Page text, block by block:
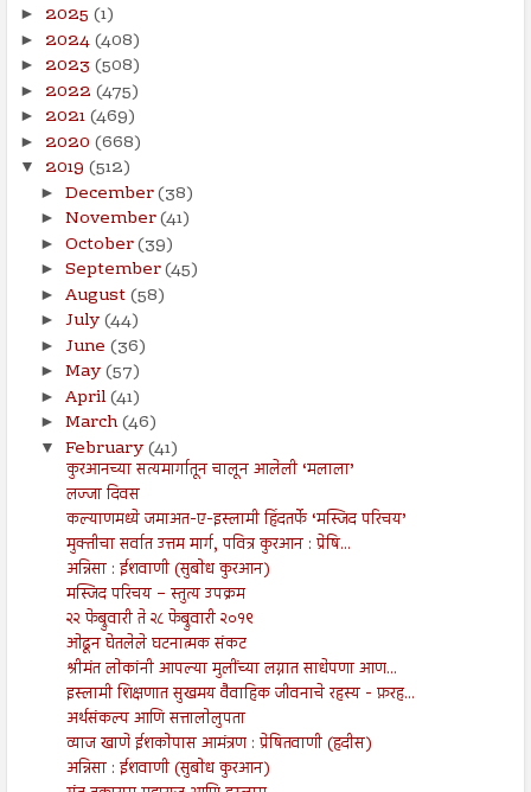
► 2025 (1)
► 2024(408)
► 2023 (508)
► 2022 (475)
► 2021(469)
► 2020 (668)
▼ 2019 (512)
► December(38)
► November(41)
► October(39)
► September(45)
► August(58)
► July(44)
► June (36)
► May(57)
► April(41)
► March(46)
▼ February(41)
कुरआनच्या सत्यमार्गातून चालून आलेली ‘मलाला’
लज्जा दिवस
कल्याणमध्ये जमाअत-ए-इस्लामी हिंदतर्फे ‘मस्जिद परिचय’
मुक्तीचा सर्वात उत्तम मार्ग, पवित्र कुरआन : प्रेषि...
अन्निसा : ईशवाणी (सुबोध कुरआन)
मस्जिद परिचय – स्तुत्य उपक्रम
२२ फेब्रुवारी ते २८ फेब्रुवारी २०१९
ओढून घेतलेले घटनात्मक संकट
श्रीमंत लोकांनी आपल्या मुलींच्या लग्नात साधेपणा आण...
इस्लामी शिक्षणात सुखमय वैवाहिक जीवनाचे रहस्य - फ़रह...
अर्थसंकल्प आणि सत्तालोलुपता
व्याज खाणे ईशकोपास आमंत्रण : प्रेषितवाणी (हदीस)
अन्निसा : ईशवाणी (सुबोध कुरआन)